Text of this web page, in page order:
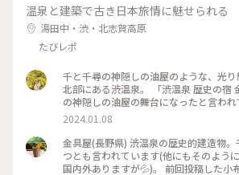
温泉と建築で古き日本旅情に魅せられる
湯田中・渋・北志賀高原
たびレポ
千と千尋の神隠しの油屋のような、光り輝く渋
北部にある渋温泉。 「渋温泉 歴史の宿
の神隠しの油屋の舞台になったと言わ
は、本当に綺麗でした...！✨️ 渋温泉は、9つの外湯があり、「9
湯めぐり」ができます！ 熱い温泉に浸
って、綺麗な夜景を眺めて... そんな素敵な冬を過ごすことが出
来ました☃❄ #冬の旅 #ベストトリップ2023 #私のことりっぷ
旅 #渋温泉 #長野旅行 #金具屋
2024.01.08
金具屋(長野県) 渋温泉の歴史的建造物
つとも言われています(他にもそのよう
国内外ありますが💦)。 前回投稿した小布施から,電車とバスで